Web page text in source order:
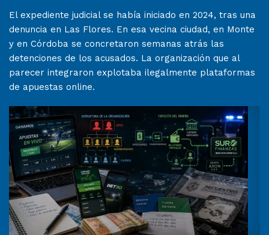
El expediente judicial se había iniciado en 2024, tras una
denuncia en Las Flores. En esa vecina ciudad, en Monte
y en Córdoba se concretaron semanas atrás las
detenciones de los acusados. La organización que al
parecer integraron explotaba ilegalmente plataformas
de apuestas online.